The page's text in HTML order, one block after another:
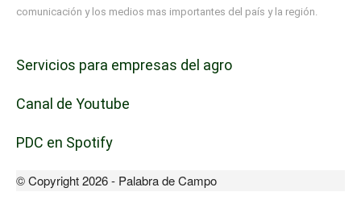
comunicación y los medios mas importantes del país y la región.
Servicios para empresas del agro
Canal de Youtube
PDC en Spotify
© Copyright 2026 - Palabra de Campo